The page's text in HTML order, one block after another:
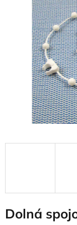
Dolná